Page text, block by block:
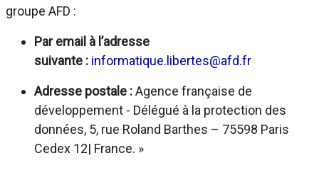
groupe AFD :
Par email à l’adresse
suivante : informatique.libertes@afd.fr
Adresse postale :Agence française de
développement - Délégué à la protection des
données, 5, rue Roland Barthes – 75598 Paris
Cedex 12| France. »